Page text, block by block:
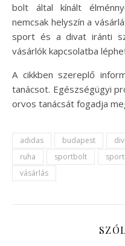
bolt által kínált
nemcsak helyszín a
sport és a divat iránti
vásárlók kapcsolatba
A cikkben szereplő
tanácsot. Egészségügyi
orvos tanácsát fogadja
adidas budapest
ruha
sportbolt
vásárlás